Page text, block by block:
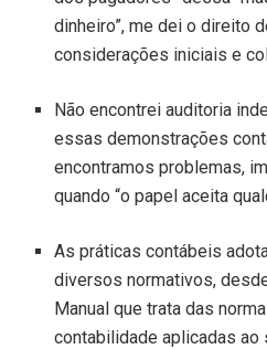
dinheiro”, me dei o direito
considerações iniciais e
Não encontrei auditoria
essas demonstrações
encontramos problemas,
quando “o papel aceita
As práticas contábeis
diversos normativos,
Manual que trata das
contabilidade aplicadas ao